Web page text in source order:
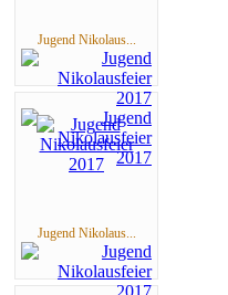
Jugend Nikolaus...
Jugend Nikolaus...